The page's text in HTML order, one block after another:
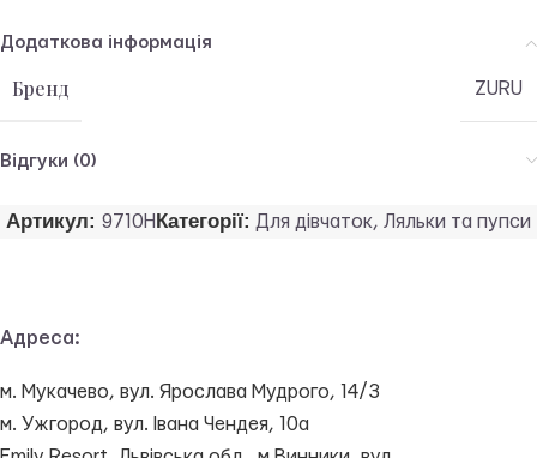
Додаткова інформація
Бренд ZURU
Відгуки (0)
Артикул: 9710HКатегорії: Для дівчаток, Ляльки та пупси
Адреса:
м. Мукачево, вул. Ярослава Мудрого, 14/3
м. Ужгород, вул. Івана Чендея, 10а